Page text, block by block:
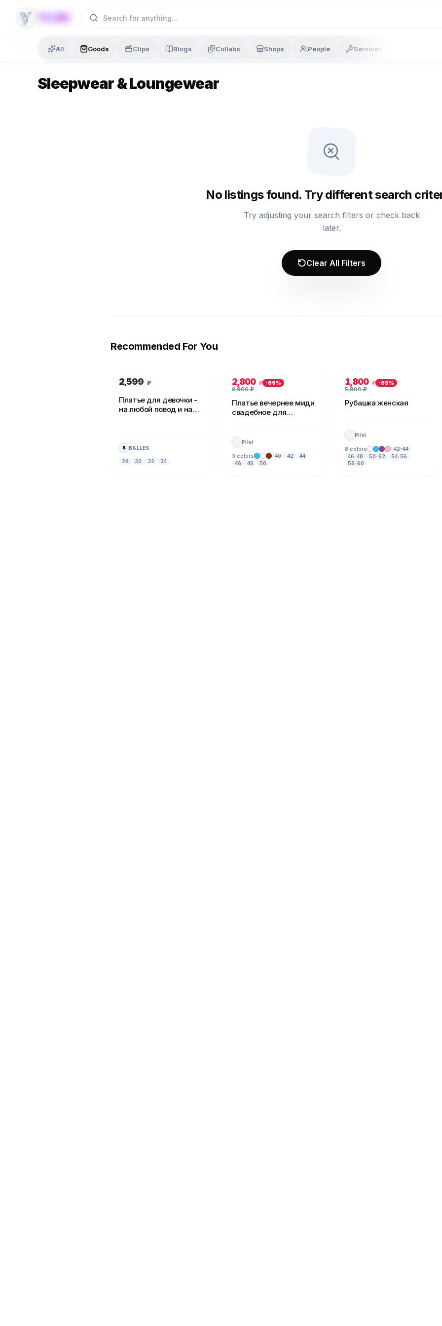
YLON
All Goods Clips Blogs Collabs Shops People Services
Sleepwear & Loungewear
No listings found. Try different search
Try adjusting your search filters or check back
later.
Clear All Filters
Recommended For You
2,599 ₽
Платье для девочки -
на любой повод и на
B BALLES
28 30 32 34
2,800 ₽ -69%
8,900 ₽
Платье вечернее миди
свадебное для
Pilvi
3 colors 40 42
44
46
48 50
1,800 ₽ -69%
5,900 ₽
Рубашка женская
Pilvi
8 colors
42-44
46-48
50-52
54-56
58-60